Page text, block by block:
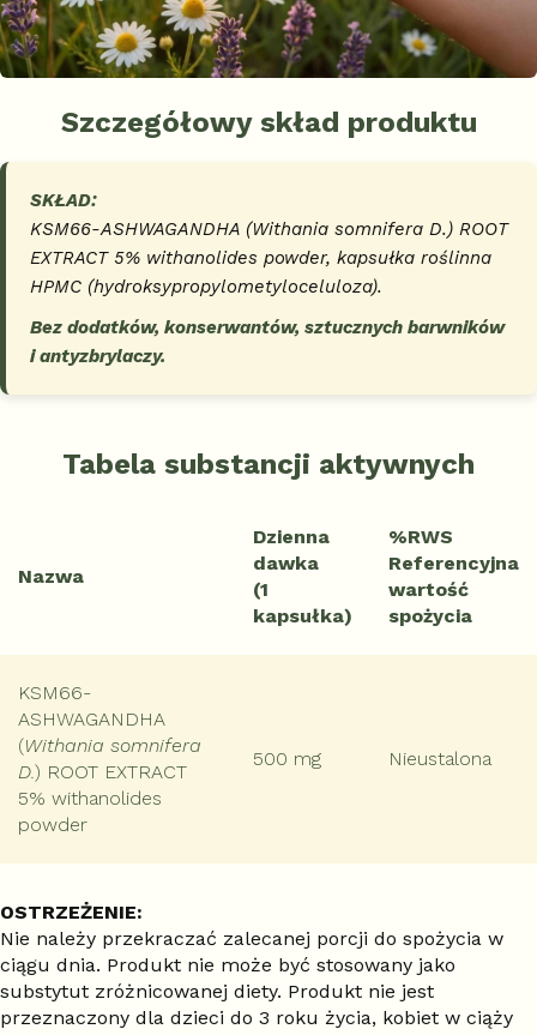
Szczegółowy skład produktu
SKŁAD:
KSM66-ASHWAGANDHA (Withania somnifera D.) ROOT
EXTRACT 5% withanolides powder, kapsułka roślinna
HPMC (hydroksypropylometyloceluloza).
Bez dodatków, konserwantów, sztucznych barwników
i antyzbrylaczy.
Tabela substancji aktywnych
Nazwa
Dzienna
dawka
(1
kapsułka)
%RWS
Referencyjna
wartość
spożycia
KSM66-
ASHWAGANDHA
(Withania somnifera
D.) ROOT EXTRACT
5% withanolides
powder
500 mg Nieustalona
OSTRZEŻENIE:
Nie należy przekraczać zalecanej porcji do spożycia w
ciągu dnia. Produkt nie może być stosowany jako
substytut zróżnicowanej diety. Produkt nie jest
przeznaczony dla dzieci do 3 roku życia, kobiet w ciąży